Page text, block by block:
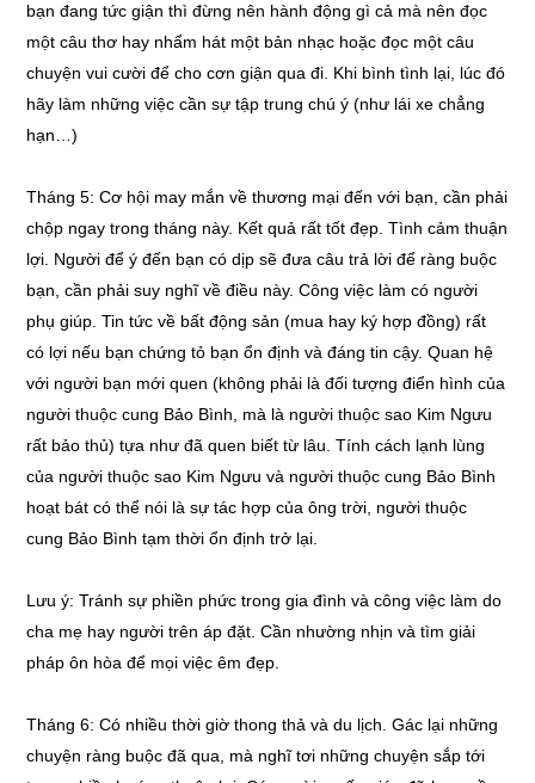
bạn đang tức giận thì đừng nên hành động gì cả mà nên đọc
một câu thơ hay nhẩm hát một bản nhạc hoặc đọc một câu
chuyện vui cười để cho cơn giận qua đi. Khi bình tình lại, lúc đó
hãy làm những việc cần sự tập trung chú ý (như lái xe chẳng
hạn…)
Tháng 5: Cơ hội may mắn về thương mại đến với bạn, cần phải
chộp ngay trong tháng này. Kết quả rất tốt đẹp. Tình cảm thuận
lợi. Người để ý đến bạn có dịp sẽ đưa câu trả lời để ràng buộc
bạn, cần phải suy nghĩ về điều này. Công việc làm có người
phụ giúp. Tin tức về bất động sản (mua hay ký hợp đồng) rất
có lợi nếu bạn chứng tỏ bạn ổn định và đáng tin cậy. Quan hệ
với người bạn mới quen (không phải là đối tượng điển hình của
người thuộc cung Bảo Bình, mà là người thuộc sao Kim Ngưu
rất bảo thủ) tựa như đã quen biết từ lâu. Tính cách lạnh lùng
của người thuộc sao Kim Ngưu và người thuộc cung Bảo Bình
hoạt bát có thể nói là sự tác hợp của ông trời, người thuộc
cung Bảo Bình tạm thời ổn định trở lại.
Lưu ý: Tránh sự phiền phức trong gia đình và công việc làm do
cha mẹ hay người trên áp đặt. Cần nhường nhịn và tìm giải
pháp ôn hòa để mọi việc êm đẹp.
Tháng 6: Có nhiều thời giờ thong thả và du lịch. Gác lại những
chuyện ràng buộc đã qua, mà nghĩ tơi những chuyện sắp tới